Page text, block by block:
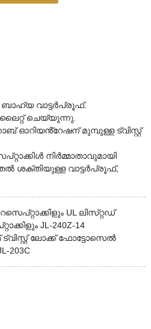
ബാഹ്യ വാട്ടർപ്രൂഫ്.
ചെയ്യുന്നു.
ഓറിയൻ്റേഷന് മുമ്പുള്ള ട്വിസ്റ്റ്
നിർമ്മാതാവുമായി
ശക്തിയുള്ള വാട്ടർപ്രൂഫ്,
UL ലിസ്‌റ്റഡ്
JL-240Z-14
ട്വിസ്റ്റ് ലോക്ക് ഫോട്ടോസെൽ
203C